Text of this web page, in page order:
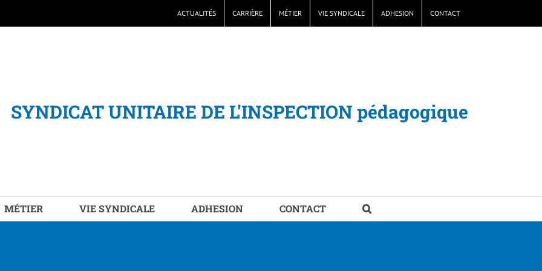
ACTUALITÉS CARRIÈRE MÉTIER VIE SYNDICALE ADHESION CONTACT
SYNDICAT UNITAIRE DE L'INSPECTION pédagogique
MÉTIER VIE SYNDICALE ADHESION CONTACT